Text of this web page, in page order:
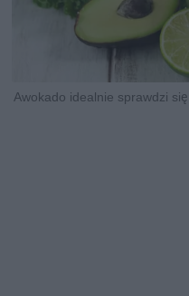
Awokado idealnie sprawdzi